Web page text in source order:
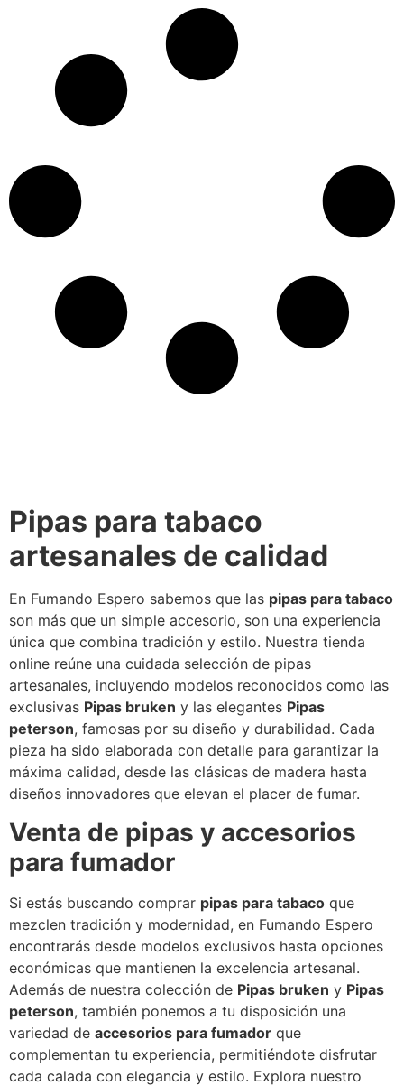
Pipas para tabaco
artesanales de calidad
En Fumando Espero sabemos que las pipas para tabaco
son más que un simple accesorio, son una experiencia
única que combina tradición y estilo. Nuestra tienda
online reúne una cuidada selección de pipas
artesanales, incluyendo modelos reconocidos como las
exclusivas Pipas bruken y las elegantes Pipas
peterson, famosas por su diseño y durabilidad. Cada
pieza ha sido elaborada con detalle para garantizar la
máxima calidad, desde las clásicas de madera hasta
diseños innovadores que elevan el placer de fumar.
Venta de pipas y accesorios
para fumador
Si estás buscando comprar pipas para tabaco que
mezclen tradición y modernidad, en Fumando Espero
encontrarás desde modelos exclusivos hasta opciones
económicas que mantienen la excelencia artesanal.
Además de nuestra colección de Pipas bruken y Pipas
peterson, también ponemos a tu disposición una
variedad de accesorios para fumador que
complementan tu experiencia, permitiéndote disfrutar
cada calada con elegancia y estilo. Explora nuestro